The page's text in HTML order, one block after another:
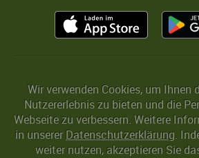
Wir verwenden Cookies, um Ihnen
Nutzererlebnis zu bieten und die
Webseite zu verbessern. Weitere
in unserer Datenschutzerklärung.
weiter nutzen, akzeptieren Sie